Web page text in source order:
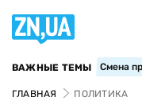
ВАЖНЫЕ ТЕМЫ Смена
ГЛАВНАЯ ПОЛИТИКА